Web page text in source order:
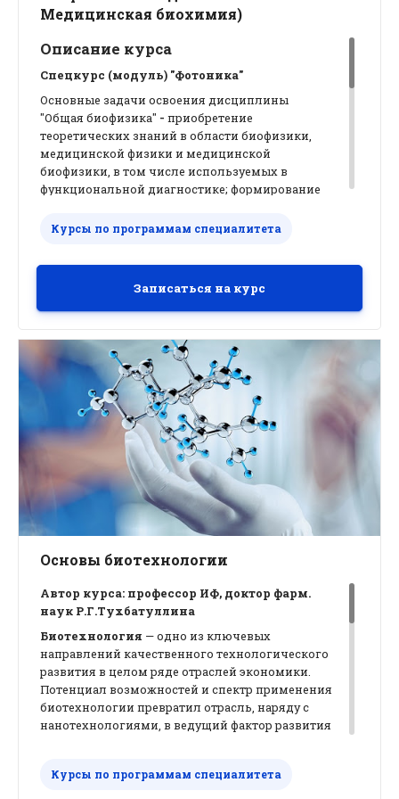
Медицинская биохимия)
Описание курса
Спецкурс (модуль) "Фотоника"
Основные задачи освоения дисциплины
"Общая биофизика" - приобретение
теоретических знаний в области биофизики,
медицинской физики и медицинской
биофизики, в том числе используемых в
функциональной диагностике; формирование
биофизические методы исследований;
умения решать задачи прикладного характера;
формирование у студентов логического
задач и определению приоритетов при
решении профессиональных проблем;
приобретение студентами умения
анализировать поступающую информацию и
делать достоверные выводы на основании
полученных результатов. Дисциплина "Общая
биофизика" изучается в течение трех семестров
и включает в себя три модуля (спецкурса), в том
числе спецкурс "Фотоника"
Курсы по программам специалитета
Записаться на курс
Основы биотехнологии
Автор курса: профессор ИФ, доктор фарм.
наук Р.Г.Тухбатуллина
Биотехнология — одно из ключевых
направлений качественного технологического
развития в целом ряде отраслей экономики.
Потенциал возможностей и спектр применения
биотехнологии превратил отрасль, наряду с
нанотехнологиями, в ведущий фактор развития
Причиной стремительного роста
Курсы по программам специалитета